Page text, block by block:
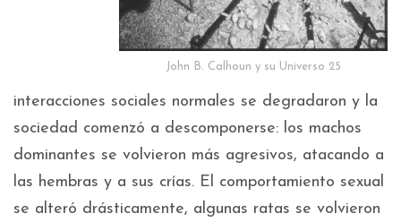
John B. Calhoun y su Universo 25
interacciones sociales normales se degradaron y la
sociedad comenzó a descomponerse: los machos
dominantes se volvieron más agresivos, atacando a
las hembras y a sus crías. El comportamiento sexual
se alteró drásticamente, algunas ratas se volvieron